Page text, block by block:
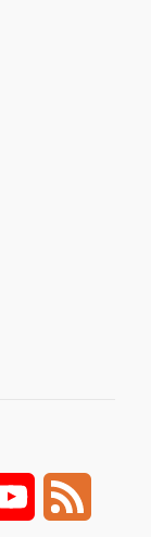
YouTube